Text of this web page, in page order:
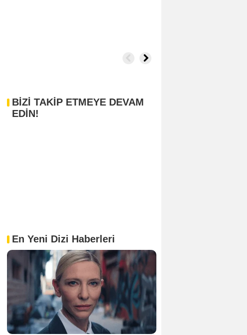
BİZİ TAKİP ETMEYE DEVAM
EDİN!
En Yeni Dizi Haberleri